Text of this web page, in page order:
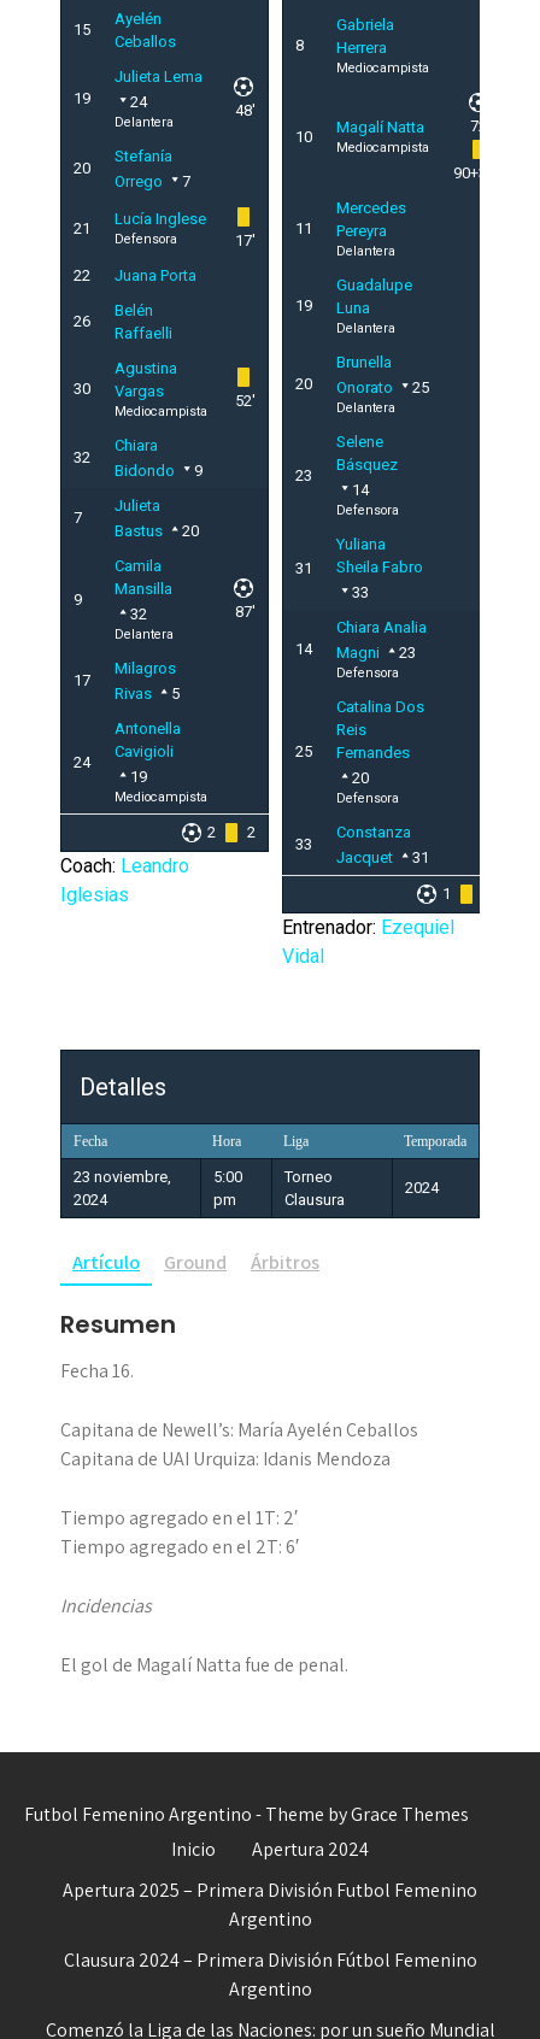
15
Ayelén
Ceballos
19
Julieta Lema
24
Delantera
48'
20
Stefanía
Orrego
7
21
Lucía Inglese
Defensora
17'
22
Juana Porta
26
Belén
Raffaelli
30
Agustina
Vargas
Mediocampista
52'
32
Chiara
Bidondo
9
7
Julieta
Bastus
20
9
Camila
Mansilla
32
Delantera
87'
17
Milagros
Rivas
5
24
Antonella
Cavigioli
19
Mediocampista
2 2
Coach: Leandro
Iglesias
8
Gabriela
Herrera
Mediocampista
10
Magalí Natta
Mediocampista
72'
90+3'
11
Mercedes
Pereyra
Delantera
19
Guadalupe
Luna
Delantera
20
Brunella
Onorato
25
Delantera
23
Selene
Básquez
14
Defensora
31
Yuliana
Sheila Fabro
33
14
Chiara Analia
Magni
23
Defensora
25
Catalina Dos
Reis
Fernandes
20
Defensora
33
Constanza
Jacquet
31
1
Entrenador: Ezequiel
Vidal
Detalles
Fecha Hora Liga Temporada
23 noviembre,
2024
5:00
pm
Torneo
Clausura
2024
Artículo Ground Árbitros
Resumen
Fecha 16.
Capitana de Newell’s: María Ayelén Ceballos
Capitana de UAI Urquiza: Idanis Mendoza
Tiempo agregado en el 1T: 2′
Tiempo agregado en el 2T: 6′
Incidencias
El gol de Magalí Natta fue de penal.
Futbol Femenino Argentino - Theme by Grace Themes
Inicio
Apertura 2024
Apertura 2025 – Primera División Futbol Femenino
Argentino
Clausura 2024 – Primera División Fútbol Femenino
Argentino
Comenzó la Liga de las Naciones: por un sueño Mundial